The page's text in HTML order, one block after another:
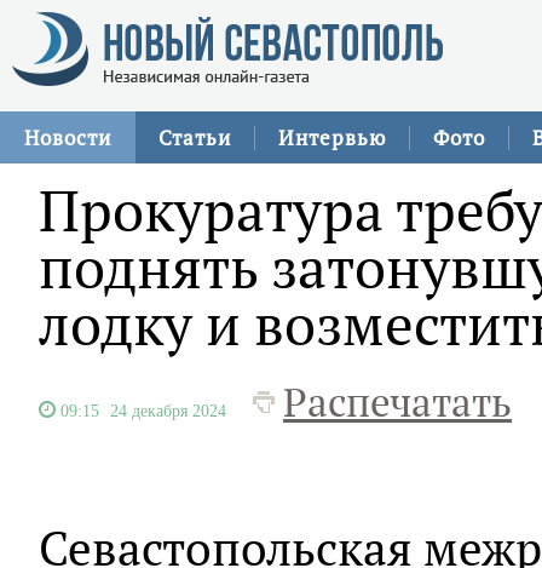
Новости Статьи Интервью Фото
Прокуратура
поднять
лодку и
09:15 24 декабря 2024 Распечатать
Севастопольская